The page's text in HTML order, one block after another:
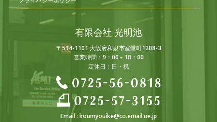
有限会社 光明池
〒594-1101 大阪府和泉市室堂町1208-3
営業時間：9：00～18：00
定休日：日・祝
Email : koumyouike@co.email.ne.jp